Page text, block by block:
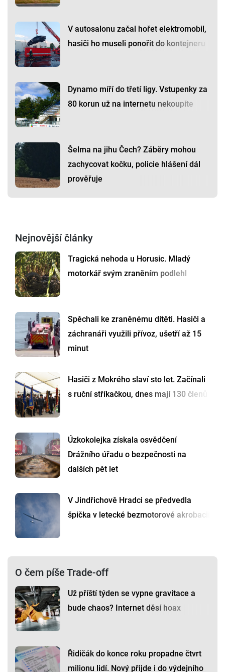
V autosalonu začal hořet elektromobil,
hasiči ho museli ponořit do kontejneru
Dynamo míří do třetí ligy. Vstupenky za
80 korun už na internetu nekoupíte
Šelma na jihu Čech? Záběry mohou
zachycovat kočku, policie hlášení dál
prověřuje
Nejnovější články
Tragická nehoda u Horusic. Mladý
motorkář svým zraněním podlehl
Spěchali ke zraněnému dítěti. Hasiči a
záchranáři využili přívoz, ušetří až 15
minut
Hasiči z Mokrého slaví sto let. Začínali
s ruční stříkačkou, dnes mají 130 členů
Úzkokolejka získala osvědčení
Drážního úřadu o bezpečnosti na
dalších pět let
V Jindřichově Hradci se předvedla
špička v letecké bezmotorové akrobacii
O čem píše Trade-off
Už příští týden se vypne gravitace a
bude chaos? Internet děsí hoax
Řidičák do konce roku propadne čtvrt
milionu lidí. Nový přijde i do výdejního